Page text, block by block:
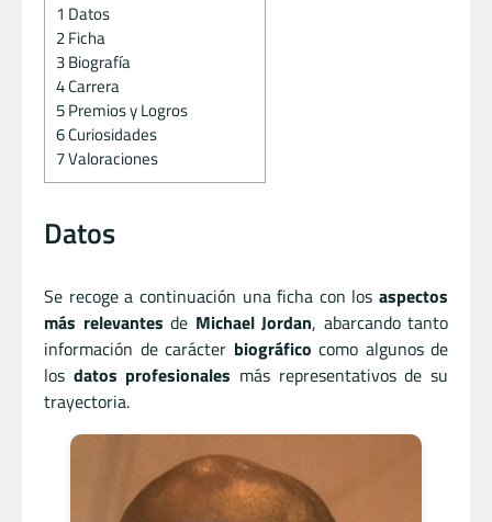
1 Datos
2Ficha
3Biografía
4Carrera
5Premios y Logros
6Curiosidades
7Valoraciones
Datos
Se recoge a continuación una ficha con los aspectos
más relevantes de Michael Jordan, abarcando tanto
información de carácter biográfico como algunos de
los datos profesionales más representativos de su
trayectoria.